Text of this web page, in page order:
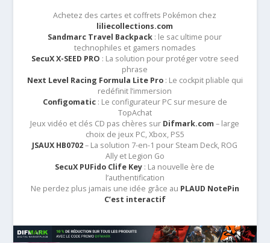
Achetez des cartes et coffrets Pokémon chez
liliecollections.com
Sandmarc Travel Backpack : le sac ultime pour
technophiles et gamers nomades
SecuX X-SEED PRO : La solution pour protéger votre seed
phrase
Next Level Racing Formula Lite Pro: Le cockpit pliable qui
redéfinit l’immersion
Configomatic: Le configurateur PC sur mesure de
TopAchat
Jeux vidéo et clés CD pas chères sur Difmark.com – large
choix de jeux PC, Xbox, PS5
JSAUX HB0702– La solution 7-en-1 pour Steam Deck, ROG
Ally et Legion Go
SecuX PUFido Clife Key : La nouvelle ère de
l’authentification
Ne perdez plus jamais une idée grâce au PLAUD NotePin
C’est interactif